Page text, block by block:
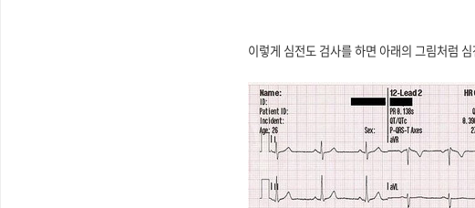
이렇게 심전도 검사를 하면 아래의 그림처럼